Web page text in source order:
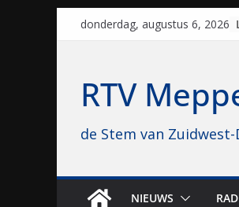
donderdag, augustus 6, 2026
RTV
de Stem van
NIEUWS